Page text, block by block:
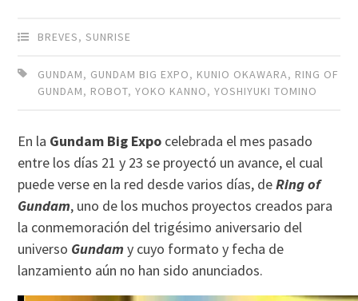
BREVES,SUNRISE
GUNDAM, GUNDAM BIG EXPO, KUNIO OKAWARA, RING OF
GUNDAM, ROBOT,YOKO KANNO,YOSHIYUKI TOMINO
En la Gundam Big Expo celebrada el mes pasado
entre los días 21 y 23 se proyectó un avance, el cual
puede verse en la red desde varios días, deRing of
Gundam, uno de los muchos proyectos creados para
la conmemoración del trigésimo aniversario del
universo Gundam y cuyo formato y fecha de
lanzamiento aún no han sido anunciados.